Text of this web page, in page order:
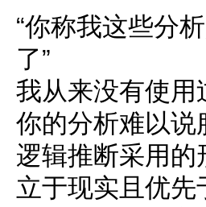
“你称我这些分
了”
我从来没有使用
你的分析难以说
逻辑推断采用
立于现实且优